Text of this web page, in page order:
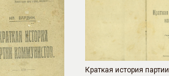
Краткая история партии